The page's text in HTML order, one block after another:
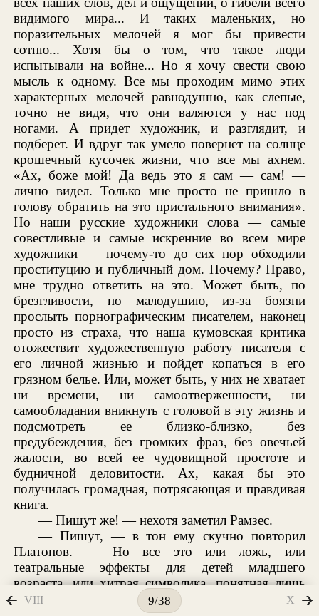
видимого мира... И таких маленьких, но
поразительных мелочей я мог бы привести
сотню... Хотя бы о том, что такое люди
испытывали на войне... Но я хочу свести свою
мысль к одному. Все мы проходим мимо этих
характерных мелочей равнодушно, как слепые,
точно не видя, что они валяются у нас под
ногами. А придет художник, и разглядит, и
подберет. И вдруг так умело повернет на солнце
крошечный кусочек жизни, что все мы ахнем.
«Ах, боже мой! Да ведь это я сам — сам! —
лично видел. Только мне просто не пришло в
голову обратить на это пристального внимания».
Но наши русские художники слова — самые
совестливые и самые искренние во всем мире
художники — почему-то до сих пор обходили
проституцию и публичный дом. Почему? Право,
мне трудно ответить на это. Может быть, по
брезгливости, по малодушию, из-за боязни
прослыть порнографическим писателем, наконец
просто из страха, что наша кумовская критика
отожествит художественную работу писателя с
его личной жизнью и пойдет копаться в его
грязном белье. Или, может быть, у них не хватает
ни времени, ни самоотверженности, ни
самообладания вникнуть с головой в эту жизнь и
подсмотреть ее близко-близко, без
предубеждения, без громких фраз, без овечьей
жалости, во всей ее чудовищной простоте и
будничной деловитости. Ах, какая бы это
получилась громадная, потрясающая и правдивая
книга.
— Пишут же! — нехотя заметил Рамзес.
— Пишут, — в тон ему скучно повторил
Платонов. — Но все это или ложь, или
театральные эффекты для детей младшего
возраста, или хитрая символика, понятная лишь
для мудрецов будущего. А самой жизни никто
VIII 9/38 X